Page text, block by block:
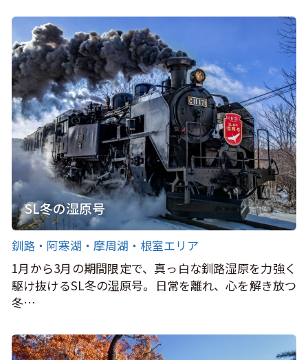
SL冬の湿原号
釧路・阿寒湖・摩周湖・根室エリア
1月から3月の期間限定で、真っ白な釧路湿原を力強く
駆け抜けるSL冬の湿原号。日常を離れ、心を解き放つ
冬…